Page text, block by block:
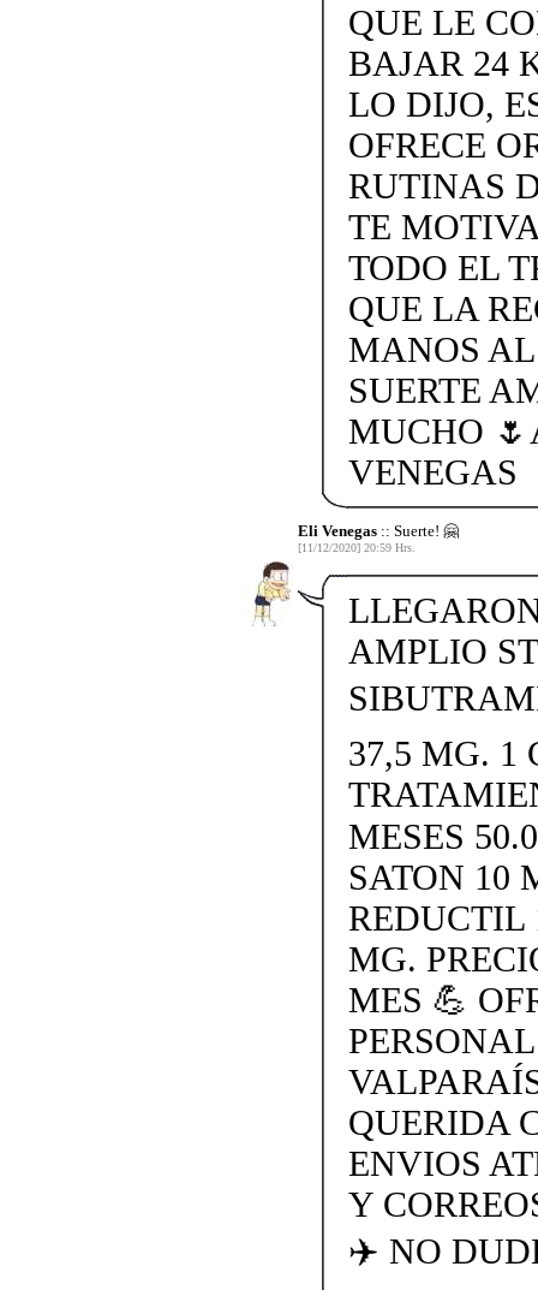
QUE LE
BAJAR 24
LO DIJO,
OFRECE
RUTINAS
TE
TODO EL
QUE LA
MANOS
SUERTE
MUCHO
VENEGAS
Eli Venegas :: Suerte! 🤗
[11/12/2020] 20:59 Hrs.
AMPLIO
37,5 MG. 1
MESES
SATON 10
REDUCTIL
MG.
MES 💪
QUERIDA
ENVIOS
Y
✈️ NO